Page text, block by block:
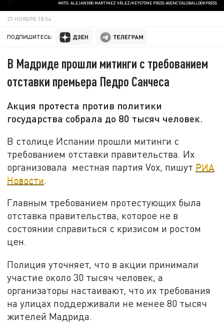
ФОТО: ALEJANDRO MARTINEZ VÃLEZ/KEYSTONE PRESS AGENCY/GLOBALLOOKPRESS
27 НОЯБРЯ 18:54
ПОДПИШИТЕСЬ:
В Мадриде прошли митинги с требованием
отставки премьера Педро Санчеса
Акция протеста против политики
государства собрала до 80 тысяч человек.
В столице Испании прошли митинги с
требованием отставки правительства. Их
организовала местная партия Vox, пишут РИА
Новости.
Главным требованием протестующих была
отставка правительства, которое не в
состоянии справиться с кризисом и ростом
цен.
Полиция уточняет, что в акции принимали
участие около 30 тысяч человек, а
организаторы настаивают, что их требования
на улицах поддерживали не менее 80 тысяч
жителей Мадрида.